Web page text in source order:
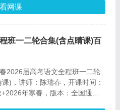
）、各单元重点文章内容复习、
、7年级上语基知识链接、课外
网课
班一二轮合集(含点睛课)百
2026届高考语文全程班一二轮
)，讲师：陈瑞春，开课时间：
年寒春，版本：全国通用